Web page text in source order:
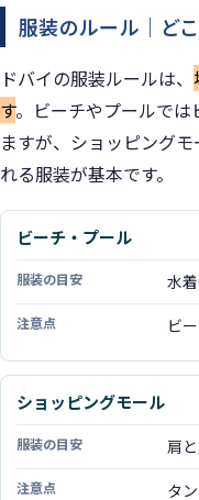
服装のルール｜ど
ドバイの服装ルールは、
す。ビーチやプールでは
ますが、ショッピング
れる服装が基本です。
場所
服装の目安
注意点
ビーチ・プール
水
ビ
ショッピングモール
肩
タ